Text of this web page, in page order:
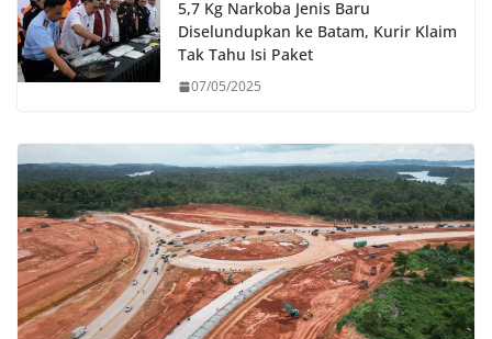
5,7 Kg Narkoba Jenis Baru
Diselundupkan ke Batam, Kurir Klaim
Tak Tahu Isi Paket
07/05/2025